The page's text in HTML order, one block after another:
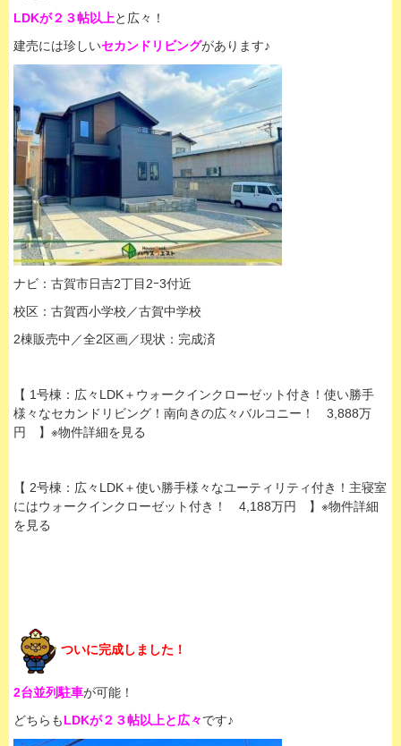
LDKが２３帖以上と広々！
建売には珍しいセカンドリビングがあります♪
ナビ：古賀市日吉2丁目2ｰ3付近
校区：古賀西小学校／古賀中学校
2棟販売中／全2区画／現状：完成済
【 1号棟：広々LDK＋ウォークインクローゼット付き！使い勝手
様々なセカンドリビング！南向きの広々バルコニー！ 3,888万
円 】※物件詳細を見る
【 2号棟：広々LDK＋使い勝手様々なユーティリティ付き！主寝室
にはウォークインクローゼット付き！ 4,188万円 】※物件詳細
を見る
ついに完成しました！
2台並列駐車が可能！
どちらもLDKが２３帖以上と広々です♪